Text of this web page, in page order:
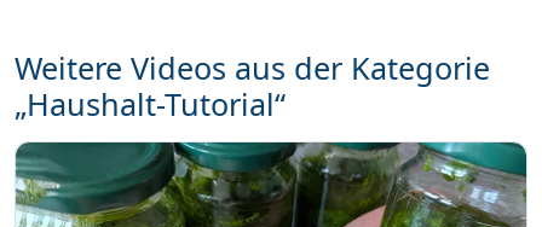
Weitere Videos aus der Kategorie
„Haushalt-Tutorial“